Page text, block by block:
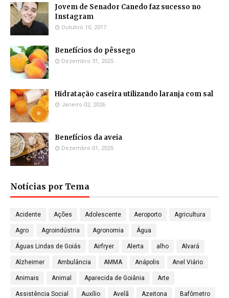
Jovem de Senador Canedo faz sucesso no
Instagram
Outubro 10, 2017
Benefícios do pêssego
Dezembro 31, 2025
Hidratação caseira utilizando laranja com sal
Janeiro 02, 2026
Benefícios da aveia
Dezembro 01, 2025
Notícias por Tema
Acidente Ações Adolescente Aeroporto Agricultura
Agro Agroindústria Agronomia Água
Águas Lindas de Goiás Airfryer Alerta alho Alvará
Alzheimer Ambulância AMMA Anápolis Anel Viário
Animais Animal Aparecida de Goiânia Arte
Assistência Social Auxílio Avelã Azeitona Bafômetro